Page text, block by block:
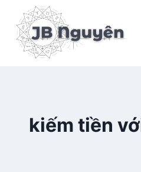
content
kiếm tiền